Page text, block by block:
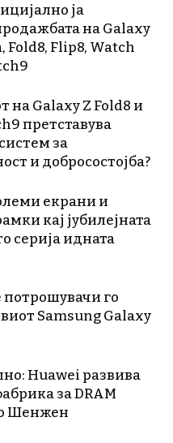
ја
на Galaxy
Fold8, Flip8, Watch
на Galaxy Z Fold8 и
претставува
за
и добросостојба?
екрани и
кај јубилејната
серија идната
го
Samsung Galaxy
Huawei развива
за DRAM
Шенжен